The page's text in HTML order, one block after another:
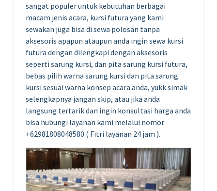
sangat populer untuk kebutuhan berbagai
macam jenis acara, kursi futura yang kami
sewakan juga bisa di sewa polosan tanpa
aksesoris apapun ataupun anda ingin sewa kursi
futura dengan dilengkapi dengan aksesoris
seperti sarung kursi, dan pita sarung kursi futura,
bebas pilih warna sarung kursi dan pita sarung
kursi sesuai warna konsep acara anda, yukk simak
selengkapnya jangan skip, atau jika anda
langsung tertarik dan ingin konsultasi harga anda
bisa hubungi layanan kami melalui nomor
+62981808048580 ( Fitri layanan 24 jam ).